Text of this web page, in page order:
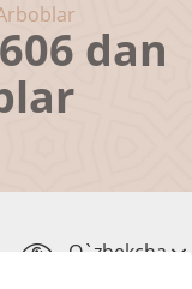
O`zbekcha
dan